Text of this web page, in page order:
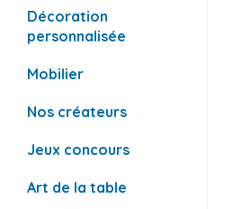
Décoration
personnalisée
Mobilier
Nos créateurs
Jeux concours
Art de la table